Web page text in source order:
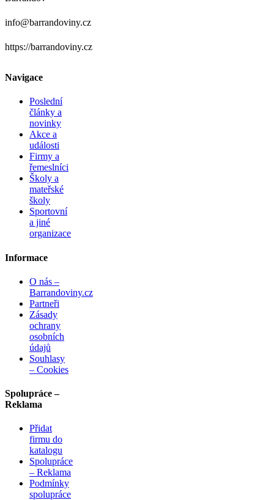
info@barrandoviny.cz
https://barrandoviny.cz
Navigace
Poslední
články a
novinky
Akce a
události
Firmy a
řemeslníci
Školy a
mateřské
školy
Sportovní
a jiné
organizace
Informace
O nás –
Barrandoviny.cz
Partneři
Zásady
ochrany
osobních
údajů
Souhlasy
– Cookies
Spolupráce –
Reklama
Přidat
firmu do
katalogu
Spolupráce
– Reklama
Podmínky
spolupráce